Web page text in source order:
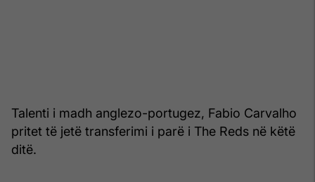
Talenti i madh anglezo-portugez, Fabio Carvalho
pritet të jetë transferimi i parë i The Reds në këtë
ditë.